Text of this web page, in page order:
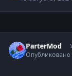
ParterMod
Опубликовано